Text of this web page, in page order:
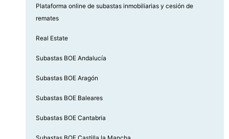
Plataforma online de subastas inmobiliarias y cesión de
remates
Real Estate
Subastas BOE Andalucía
Subastas BOE Aragón
Subastas BOE Baleares
Subastas BOE Cantabria